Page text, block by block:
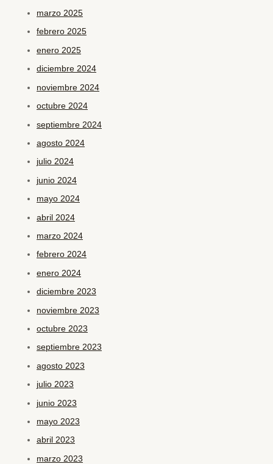
marzo 2025
febrero 2025
enero 2025
diciembre 2024
noviembre 2024
octubre 2024
septiembre 2024
agosto 2024
julio 2024
junio 2024
mayo 2024
abril 2024
marzo 2024
febrero 2024
enero 2024
diciembre 2023
noviembre 2023
octubre 2023
septiembre 2023
agosto 2023
julio 2023
junio 2023
mayo 2023
abril 2023
marzo 2023